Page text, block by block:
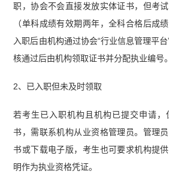
职，协会不会直接发放实体证书，但考
（单科成绩有效期两年，全科合格后成
入职后由机构通过协会“行业信息管理平
核通过后由机构领取证书并分配执业编号。
2、已入职但未及时领取
若考生已入职机构且机构已提交申请
书，需联系机构从业资格管理员。管理
书或下载电子版，考生也可要求机构提
明作为执业资格凭证。